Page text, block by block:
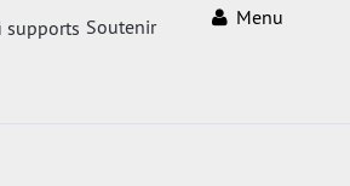
Soutenir Menu